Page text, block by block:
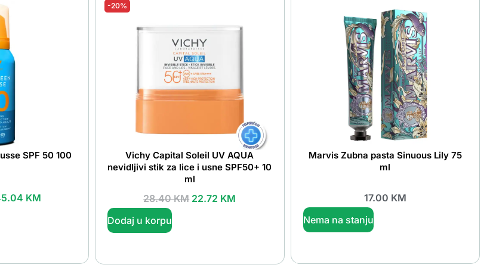
SPF 50 100
KM
-20%
Vichy Capital Soleil UV AQUA
nevidljivi stik za lice i usne SPF50+ 10
ml
28.40KM 22.72 KM
Dodaj u korpu
Marvis Zubna pasta Sinuous Lily 75
ml
17.00 KM
Nema na stanju